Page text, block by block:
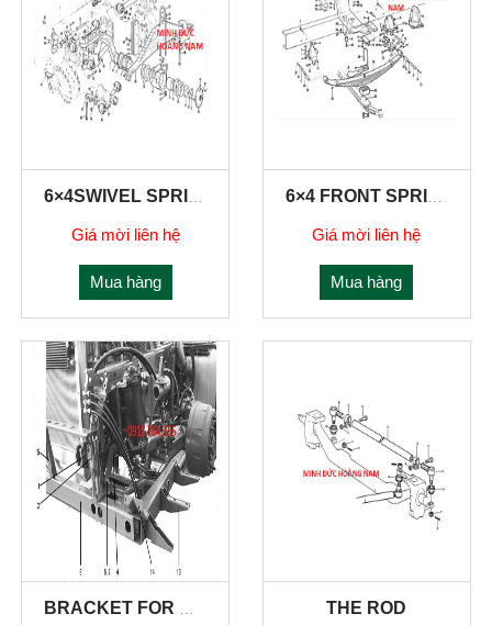
Giá mời liên hệ
Mua hàng
Giá mời liên hệ
Mua hàng
THE ROD